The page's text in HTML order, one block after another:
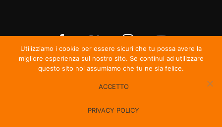
Utilizziamo i cookie per essere sicuri che tu possa avere la
migliore esperienza sul nostro sito. Se continui ad utilizzare
questo sito noi assumiamo che tu ne sia felice.
ACCETTO
PRIVACY POLICY